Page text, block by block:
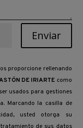
Enviar
proporcione rellenando
DE IRIARTE como
usados para gestiones
Marcando la casilla de
usted otorga su